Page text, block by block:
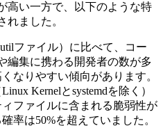
高い一方で、以下のような特
れました。
ファイル）に比べて、コー
編集に携わる開発者の数が多
なりやすい傾向があります。
Kernelとsystemdを除く）
ファイルに含まれる脆弱性が
率は50%を超えていました。